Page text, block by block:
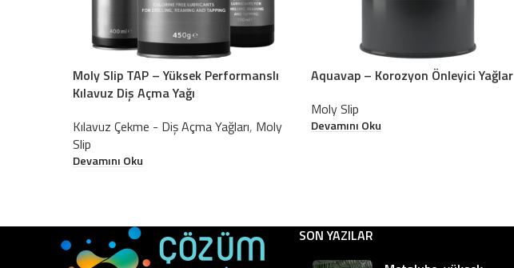
Moly Slip TAP – Yüksek Performanslı
Kılavuz Diş Açma Yağı
Kılavuz Çekme - Diş Açma Yağları, Moly
Slip
Devamını Oku
Aquavap – Korozyon Önleyici Yağlar
Moly Slip
Devamını Oku
SON YAZILAR